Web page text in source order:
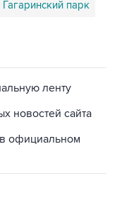
Гагаринский парк
ленту
новостей сайта
официальном